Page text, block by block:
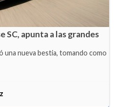
SC, apunta a las grandes
una nueva bestia, tomando como